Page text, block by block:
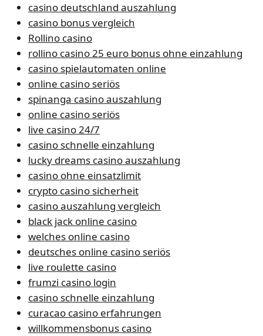
casino deutschland auszahlung
casino bonus vergleich
Rollino casino
rollino casino 25 euro bonus ohne einzahlung
casino spielautomaten online
online casino seriös
spinanga casino auszahlung
online casino seriös
live casino 24/7
casino schnelle einzahlung
lucky dreams casino auszahlung
casino ohne einsatzlimit
crypto casino sicherheit
casino auszahlung vergleich
black jack online casino
welches online casino
deutsches online casino seriös
live roulette casino
frumzi casino login
casino schnelle einzahlung
curacao casino erfahrungen
willkommensbonus casino